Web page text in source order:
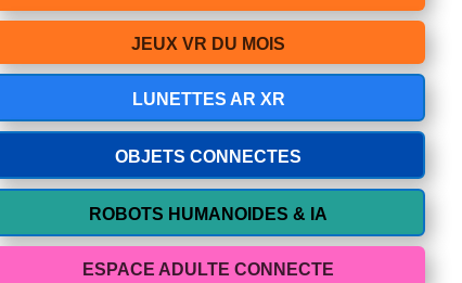
JEUX VR DU MOIS
LUNETTES AR XR
OBJETS CONNECTES
ROBOTS HUMANOIDES & IA
ESPACE ADULTE CONNECTE